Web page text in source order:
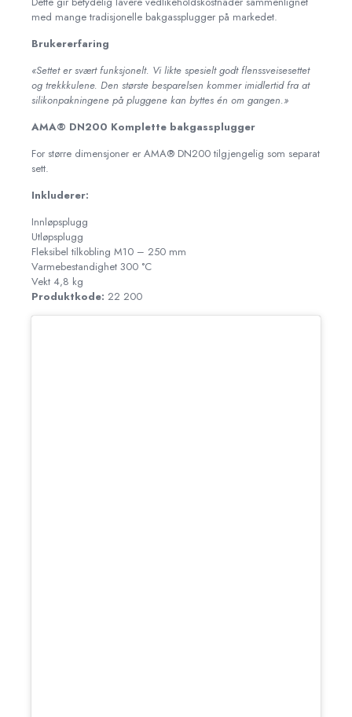
med mange tradisjonelle bakgassplugger på markedet.
Brukererfaring
«Settet er svært funksjonelt. Vi likte spesielt godt flenssveisesettet
og trekkkulene. Den største besparelsen kommer imidlertid fra at
silikonpakningene på pluggene kan byttes én om gangen.»
AMA® DN200 Komplette bakgassplugger
For større dimensjoner er AMA® DN200 tilgjengelig som separat
sett.
Inkluderer:
Innløpsplugg
Utløpsplugg
Fleksibel tilkobling M10 – 250 mm
Varmebestandighet 300 °C
Vekt 4,8 kg
Produktkode: 22 200